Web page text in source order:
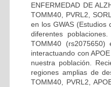
ENFERMEDAD DE
TOMM40, PVRL2,
en los GWAS
diferentes
TOMM40
interactuando con
nuestra población.
regiones amplias de
TOMM40, PVRL2,